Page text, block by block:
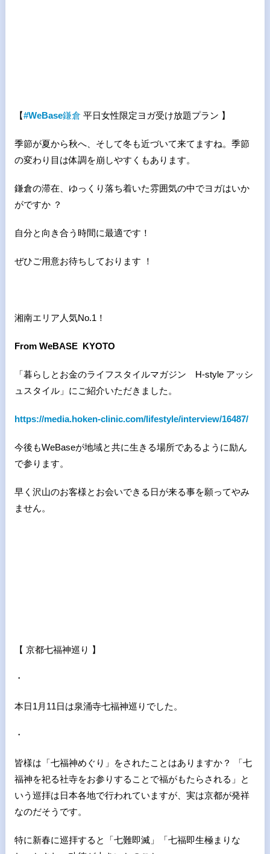
【#WeBase鎌倉 平日女性限定ヨガ受け放題プラン 】
季節が夏から秋へ、そして冬も近づいて来てますね。季節
の変わり目は体調を崩しやすくもあります。
鎌倉の滞在、ゆっくり落ち着いた雰囲気の中でヨガはいか
がですか ？
自分と向き合う時間に最適です！
ぜひご用意お待ちしております ！
湘南エリア人気No.1 ！
From WeBASE KYOTO
「暮らしとお金のライフスタイルマガジン H-style アッシ
ュスタイル」にご紹介いただきました。
https://media.hoken-clinic.com/lifestyle/interview/16487/
今後もWeBaseが地域と共に生きる場所であるように励ん
で参ります。
早く沢山のお客様とお会いできる日が来る事を願ってやみ
ません。
【 京都七福神巡り 】
・
本日1月11日は泉涌寺七福神巡りでした。
・
皆様は「七福神めぐり」をされたことはありますか？ 「七
福神を祀る社寺をお参りすることで福がもたらされる」と
いう巡拝は日本各地で行われていますが、実は京都が発祥
なのだそうです。
特に新春に巡拝すると「七難即滅」「七福即生極まりな